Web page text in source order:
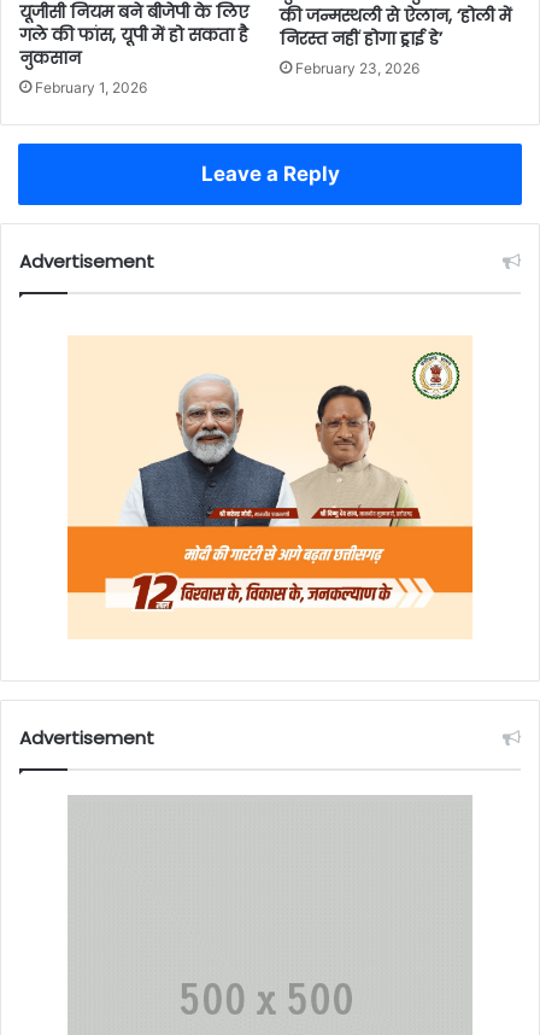
यूजीसी नियम बने बीजेपी के लिए
गले की फांस, यूपी में हो सकता है
नुकसान
February 1, 2026
की जन्मस्थली से ऐलान, ‘होली में
निरस्त नहीं होगा ड्राई डे’
February 23, 2026
Leave a Reply
Advertisement
Advertisement